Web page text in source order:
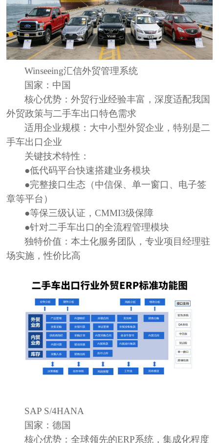
Winseeing汇信外贸管理系统
国家： 中国
核心优势：外贸行业经验丰富，深度适配我国
外贸政策与二手车出口特色需求
适用企业规模： 大中小型外贸企业，特别是二
手车出口企业
关键技术特性：
●低代码平台快速搭建业务模块
●完整接口生态（中信保、单一窗口、电子签
章等平台）
●等保三级认证，CMMI3级保障
●针对二手车出口的全流程管理模块
独特价值：本土化服务团队，专业项目经理驻
场实施，性价比高
SAP S/4HANA
国家：德国
核心优势：全球领先的ERP系统，集成化程度